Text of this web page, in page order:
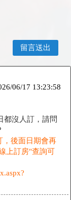
06/17 13:23:58
都沒人訂，請問
，後面日期會再
上訂房"查詢可